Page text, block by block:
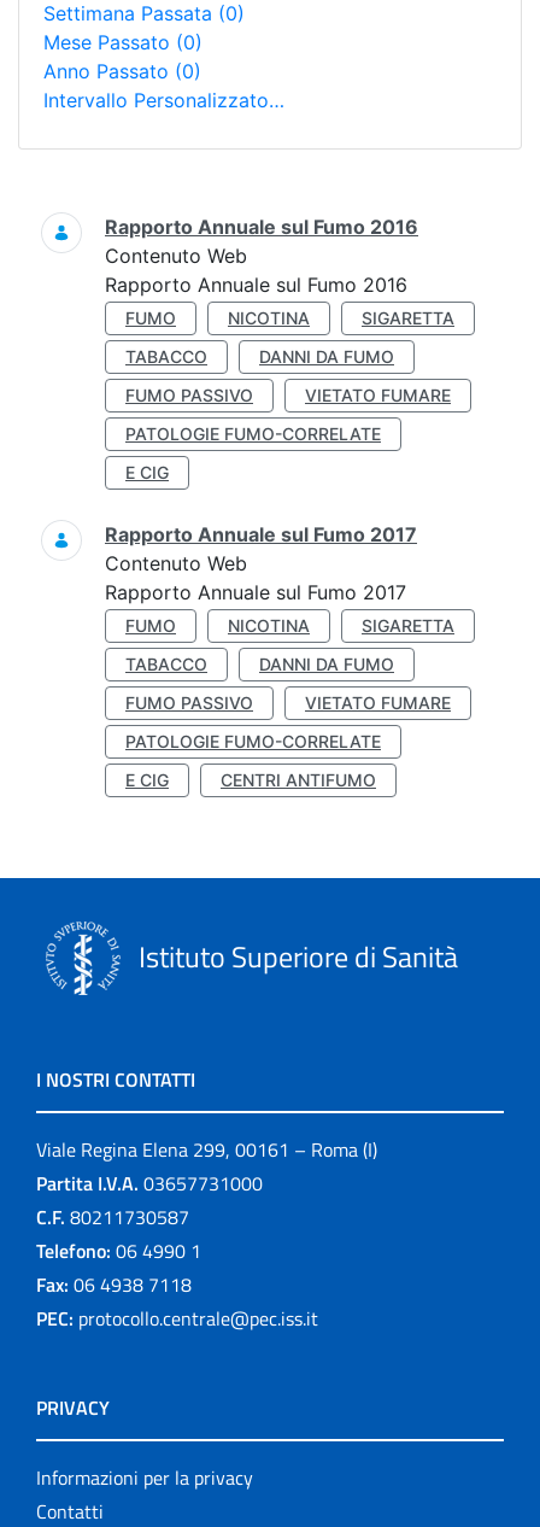
Settimana Passata (0)
Mese Passato (0)
Anno Passato (0)
Intervallo Personalizzato…
Ricerca
Rapporto Annuale sul Fumo 2016
Contenuto Web
Rapporto Annuale sul Fumo 2016
FUMO NICOTINA
SIGARETTA
TABACCO
DANNI DA FUMO
FUMO PASSIVO
VIETATO FUMARE
PATOLOGIE FUMO-CORRELATE
E CIG
Rapporto Annuale sul Fumo 2017
Contenuto Web
Rapporto Annuale sul Fumo 2017
FUMO NICOTINA
SIGARETTA
TABACCO
DANNI DA FUMO
FUMO PASSIVO
VIETATO FUMARE
PATOLOGIE FUMO-CORRELATE
E CIG
CENTRI ANTIFUMO
Istituto Superiore di Sanità
I NOSTRI CONTATTI
Viale Regina Elena 299, 00161 – Roma (I)
Partita I.V.A. 03657731000
C.F. 80211730587
Telefono: 06 4990 1
Fax: 06 4938 7118
PEC: protocollo.centrale@pec.iss.it
PRIVACY
Informazioni per la privacy
Contatti